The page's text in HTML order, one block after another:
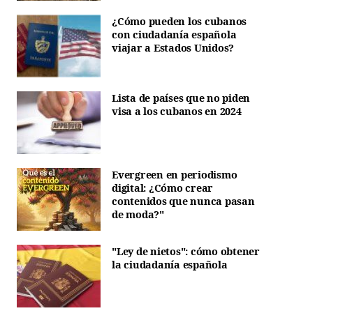
¿Cómo pueden los cubanos
con ciudadanía española
viajar a Estados Unidos?
Lista de países que no piden
visa a los cubanos en 2024
Evergreen en periodismo
digital: ¿Cómo crear
contenidos que nunca pasan
de moda?"
"Ley de nietos": cómo obtener
la ciudadanía española